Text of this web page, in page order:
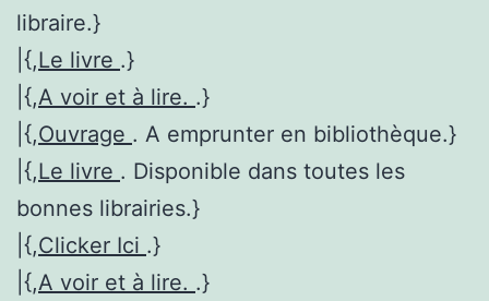
libraire.}
|{,Le livre .}
|{,A voir et à lire. .}
|{,Ouvrage . A emprunter en bibliothèque.}
|{,Le livre . Disponible dans toutes les
bonnes librairies.}
|{,Clicker Ici .}
|{,A voir et à lire. .}